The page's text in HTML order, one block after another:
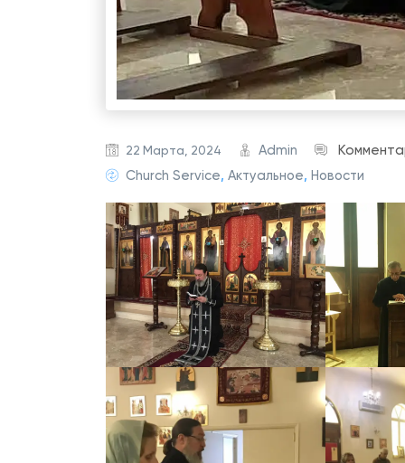
22 Марта, 2024 Admin
Church Service, Актуальное, Новости